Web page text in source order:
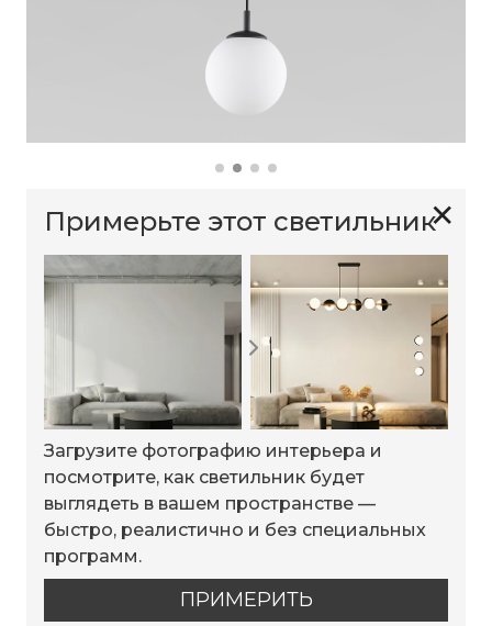
✕
Примерьте этот светильник
Загрузите фотографию интерьера и
посмотрите, как светильник будет
выглядеть в вашем пространстве —
быстро, реалистично и без специальных
программ.
ПРИМЕРИТЬ